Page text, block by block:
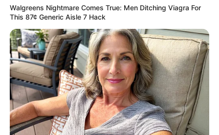
Walgreens Nightmare Comes True: Men Ditching Viagra For
This 87¢ Generic Aisle 7 Hack